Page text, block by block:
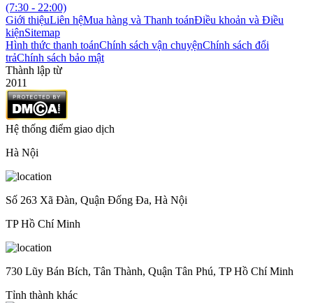
(7:30 - 22:00)
Giới thiệuLiên hệMua hàng và Thanh toánĐiều khoản và Điều
kiệnSitemap
Hình thức thanh toánChính sách vận chuyệnChính sách đổi
trảChính sách bảo mật
Thành lập từ
2011
Hệ thống điểm giao dịch
Hà Nội
Số 263 Xã Đàn, Quận Đống Đa, Hà Nội
TP Hồ Chí Minh
730 Lũy Bán Bích, Tân Thành, Quận Tân Phú, TP Hồ Chí Minh
Tỉnh thành khác